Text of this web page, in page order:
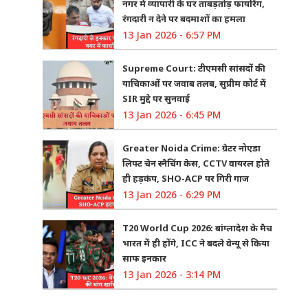
नगर में व्यापारी के घर ताबड़तोड़ फायरिंग,
रंगदारी न देने पर बदमाशों का हमला
13 Jan 2026 - 6:57 PM
Supreme Court: टीएमसी सांसदों की
याचिकाओं पर जवाब तलब, सुप्रीम कोर्ट में
SIR मुद्दे पर सुनवाई
13 Jan 2026 - 6:45 PM
Greater Noida Crime: ग्रेटर नोएडा
लिफ्ट चेन स्नैचिंग केस, CCTV वायरल होते
ही हड़कंप, SHO-ACP पर गिरी गाज
13 Jan 2026 - 6:29 PM
T20 World Cup 2026: बांग्लादेश के मैच
भारत में ही होंगे, ICC ने बदले वेन्यू से किया
साफ इनकार
13 Jan 2026 - 3:14 PM